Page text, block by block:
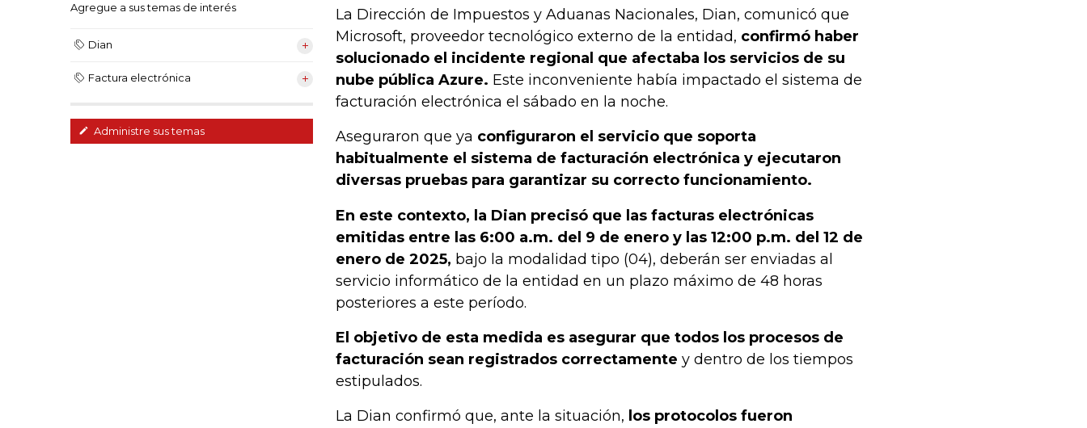
Agregue a sus temas de interés
Dian
Factura electrónica
Administre sus temas
La Dirección de Impuestos y Aduanas Nacionales, Dian, comunicó que
Microsoft, proveedor tecnológico externo de la entidad, confirmó haber
solucionado el incidente regional que afectaba los servicios de su
nube pública Azure. Este inconveniente había impactado el sistema de
facturación electrónica el sábado en la noche.
Aseguraron que ya configuraron el servicio que soporta
habitualmente el sistema de facturación electrónica y ejecutaron
diversas pruebas para garantizar su correcto funcionamiento.
En este contexto, la Dian precisó que las facturas electrónicas
emitidas entre las 6:00 a.m. del 9 de enero y las 12:00 p.m. del 12 de
enero de 2025, bajo la modalidad tipo (04), deberán ser enviadas al
servicio informático de la entidad en un plazo máximo de 48 horas
posteriores a este período.
El objetivo de esta medida es asegurar que todos los procesos de
facturación sean registrados correctamente y dentro de los tiempos
estipulados.
La Dian confirmó que, ante la situación, los protocolos fueron